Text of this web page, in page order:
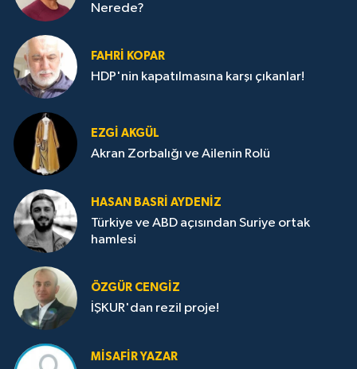
Nerede?
FAHRI KOPAR
HDP'nin kapatılmasına karşı çıkanlar!
EZGI AKGÜL
Akran Zorbalığı ve Ailenin Rolü
HASAN BASRI AYDENIZ
Türkiye ve ABD açısından Suriye ortak
hamlesi
ÖZGÜR CENGIZ
İŞKUR'dan rezil proje!
MISAFIR YAZAR